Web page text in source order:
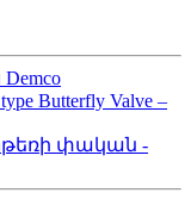
Butterfly Valve –
փական -